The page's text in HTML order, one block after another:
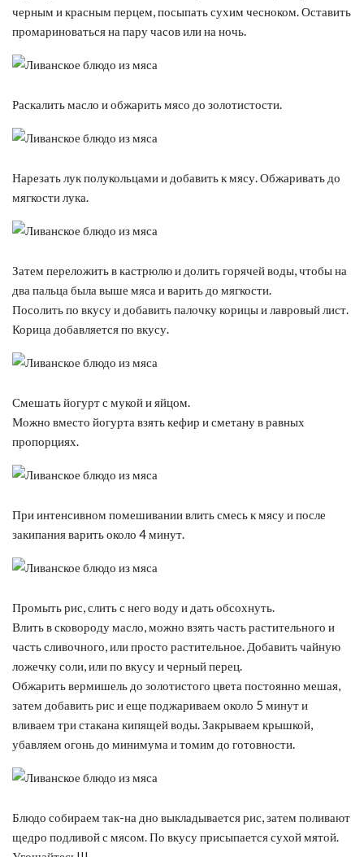
черным и красным перцем, посыпать сухим чесноком. Оставить
промариноваться на пару часов или на ночь.
Раскалить масло и обжарить мясо до золотистости.
Нарезать лук полукольцами и добавить к мясу. Обжаривать до
мягкости лука.
Затем переложить в кастрюлю и долить горячей воды, чтобы на
два пальца была выше мяса и варить до мягкости.
Посолить по вкусу и добавить палочку корицы и лавровый лист.
Корица добавляется по вкусу.
Смешать йогурт с мукой и яйцом.
Можно вместо йогурта взять кефир и сметану в равных
пропорциях.
При интенсивном помешивании влить смесь к мясу и после
закипания варить около 4 минут.
Промыть рис, слить с него воду и дать обсохнуть.
Влить в сковороду масло, можно взять часть растительного и
часть сливочного, или просто растительное. Добавить чайную
ложечку соли, или по вкусу и черный перец.
Обжарить вермишель до золотистого цвета постоянно мешая,
затем добавить рис и еще поджариваем около 5 минут и
вливаем три стакана кипящей воды. Закрываем крышкой,
убавляем огонь до минимума и томим до готовности.
Блюдо собираем так-на дно выкладывается рис, затем поливают
щедро подливой с мясом. По вкусу присыпается сухой мятой.